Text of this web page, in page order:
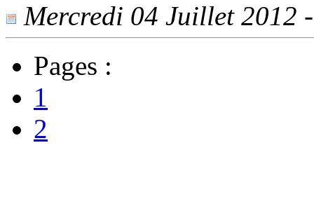
Mercredi 04 Juillet 2012
Pages :
1
2